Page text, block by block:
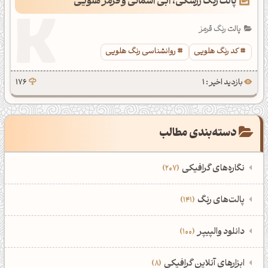
پالت رنگ قرمز
کد رنگ هلویی
روانشناسی رنگ هلویی
بازدید اخیر : 1 176
دسته‌بندی مطالب
نگاره‌های گرافیکی 207
‌همه دسته‌بندی‌های نگاره‌های گرافیکی
نمایش همه نگاره‌ها
ادوبی فتوشاپ 108
‌پالت‌های رنگ 141
‌همه دسته‌بندی‌های پالت‌های رنگ
نمایش همه پالت‌های رنگ
‌دانلود والپیپر 100
‌همه دسته‌بندی‌های والپیپرها
ابزارهای آنلاین گرافیکی 8